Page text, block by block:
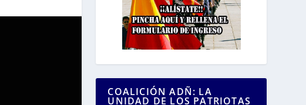
COALICIÓN ADÑ: LA
UNIDAD DE LOS PATRIOTAS